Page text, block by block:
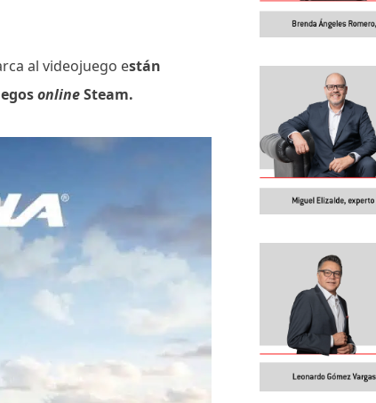
al videojuego están
onlineSteam.